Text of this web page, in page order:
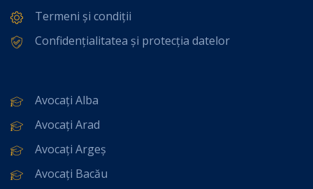
Termeni și condiții
Confidențialitatea și protecția datelor
Avocați Alba
Avocați Arad
Avocați Argeș
Avocați Bacău